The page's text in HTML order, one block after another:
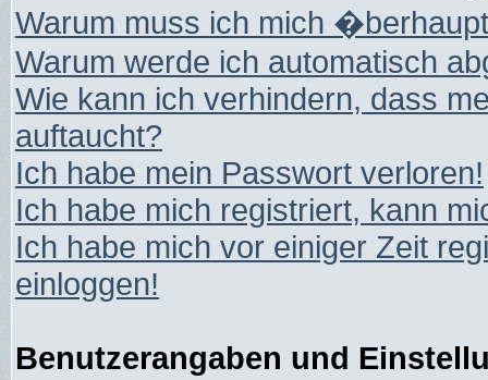
Warum muss ich mich
Warum werde ich automatisch
Wie kann ich verhindern, dass
auftaucht?
Ich habe mein Passwort verloren!
Ich habe mich registriert, kann
Ich habe mich vor einiger Zeit
einloggen!
Benutzerangaben und